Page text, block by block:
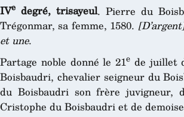
IVe degré, trisayeul. Pierre du
Trégonmar, sa femme, 1580.
et une.
Partage noble donné le 21e de juillet
Boisbaudri, chevalier seigneur du
du Boisbaudri son frère juvigneur,
Cristophe du Boisbaudri et de